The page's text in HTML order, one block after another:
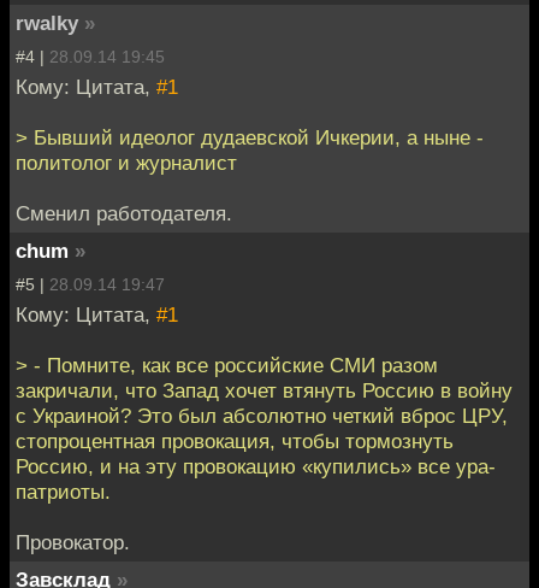
rwalky »
#4 | 28.09.14 19:45
Кому: Цитата, #1
> Бывший идеолог дудаевской Ичкерии, а ныне -
политолог и журналист
Сменил работодателя.
chum »
#5 | 28.09.14 19:47
Кому: Цитата, #1
> - Помните, как все российские СМИ разом
закричали, что Запад хочет втянуть Россию в войну
с Украиной? Это был абсолютно четкий вброс ЦРУ,
стопроцентная провокация, чтобы тормознуть
Россию, и на эту провокацию «купились» все ура-
патриоты.
Провокатор.
Завсклад »